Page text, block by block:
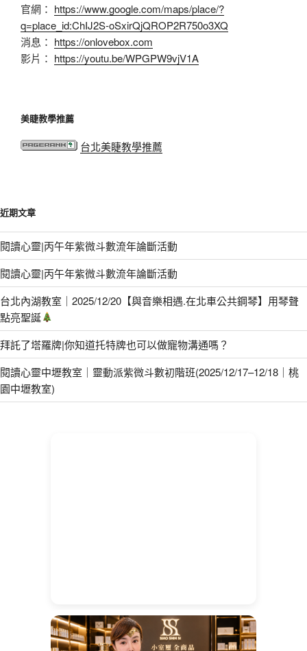
官網： https://www.google.com/maps/place/?
q=place_id:ChIJ2S-oSxirQjQROP2R750o3XQ
消息： https://onlovebox.com
影片： https://youtu.be/WPGPW9vjV1A
美睫教學推薦
台北美睫教學推薦
近期文章
閱讀心靈|丙午年紫微斗數流年論斷活動
閱讀心靈|丙午年紫微斗數流年論斷活動
台北內湖教室｜2025/12/20【與音樂相遇.在北車公共鋼琴】用琴聲
點亮聖誕
拜託了塔羅牌|你知道托特牌也可以做寵物溝通嗎？
閱讀心靈中壢教室｜靈動派紫微斗數初階班(2025/12/17–12/18｜桃
園中壢教室)